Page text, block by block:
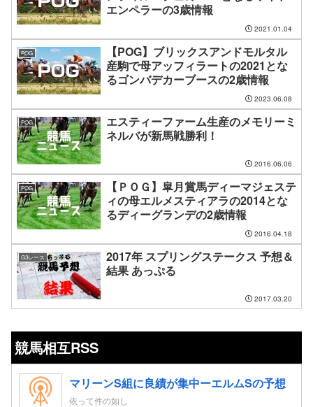
エンペラーの3歳情報
2021.01.04
POG
【POG】ブリックスアンドモルタル
産駒で母アッフィラートの2021とな
るゴンバデカーブースの2歳情報
2023.06.08
POG
エスティーファーム生産のメモリーミ
ネルバが新馬戦勝利！
2016.06.06
POG
【ＰＯＧ】皐月賞馬ディーマジェステ
ィの母エルメスティアラの2014とな
るディーグランデの2歳情報
2016.04.18
G3レース
2017年 スプリングステークス 予想＆
結果 あっぷる
2017.03.20
競馬相互RSS
マリーンS組に良績が集中ーエルムSの予想
依って件の如し